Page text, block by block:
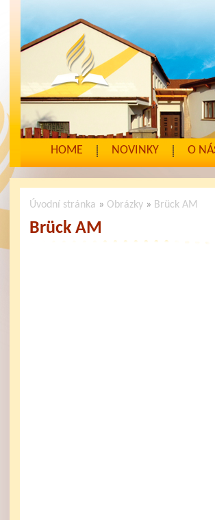
HOME NOVINKY O
Úvodní stránka » Obrázky » Brück AM
Brück AM